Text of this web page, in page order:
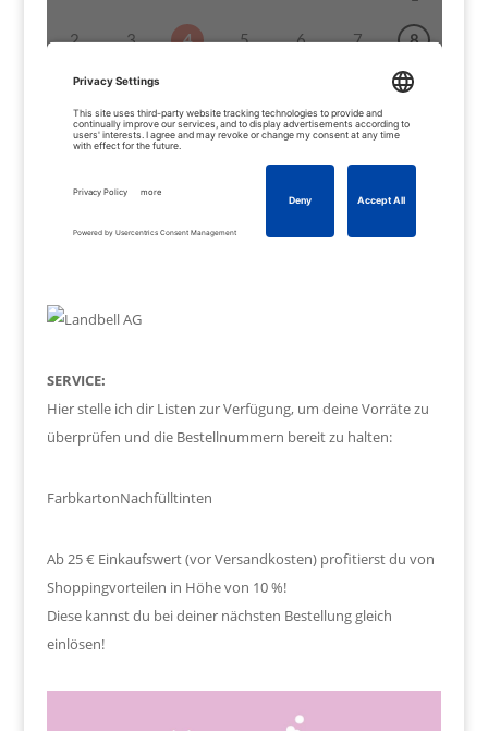
SERVICE:
Hier stelle ich dir Listen zur Verfügung, um deine Vorräte zu
überprüfen und die Bestellnummern bereit zu halten:
FarbkartonNachfülltinten
Ab 25 € Einkaufswert (vor Versandkosten) profitierst du von
Shoppingvorteilen in Höhe von 10 %!
Diese kannst du bei deiner nächsten Bestellung gleich
einlösen!